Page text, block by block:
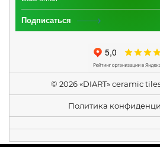
Подписаться
© 2026 «DIART» ceramic
Политика